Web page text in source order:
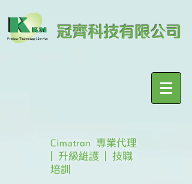
冠齊科技有限公司
Cimatron 專業代理
| 升級維護 | 技職
培訓